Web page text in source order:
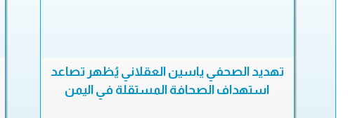
تهديد الصحفي ياسين العقلاني يُظهر تصاعد
استهداف الصحافة المستقلة في اليمن